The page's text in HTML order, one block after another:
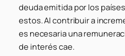
deuda emitida por los
estos. Al contribuir a
es necesaria una
de interés cae.